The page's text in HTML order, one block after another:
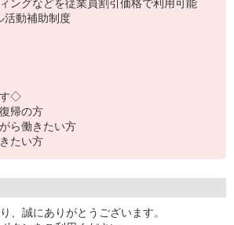
ングなどを従業員割引価格で利用可能
活動補助制度
す◇
帰の方
ら働きたい方
たい方
、誠にありがとうございます。